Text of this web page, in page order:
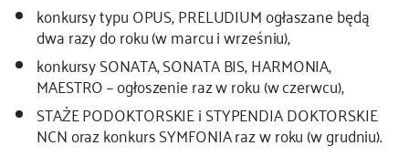
konkursy typu OPUS, PRELUDIUM ogłaszane będą
dwa razy do roku (w marcu i wrześniu),
konkursy SONATA, SONATA BIS, HARMONIA,
MAESTRO – ogłoszenie raz w roku (w czerwcu),
STAŻE PODOKTORSKIE i STYPENDIA DOKTORSKIE
NCN oraz konkurs SYMFONIA raz w roku (w grudniu).